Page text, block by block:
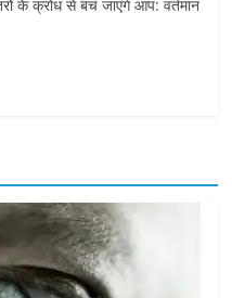
के क्रोध से बच जाएंगे आप: वर्तमान